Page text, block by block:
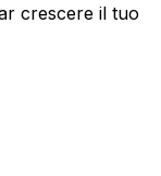
crescere il tuo